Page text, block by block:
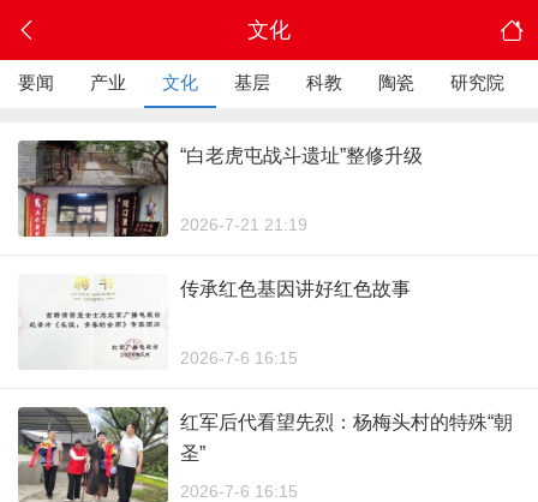
文化
要闻 产业 文化 基层 科教 陶瓷 研究院
“白老虎屯战斗遗址”整修升级
2026-7-21 21:19
传承红色基因讲好红色故事
2026-7-6 16:15
红军后代看望先烈：杨梅头村的特殊“朝
圣”
2026-7-6 16:15